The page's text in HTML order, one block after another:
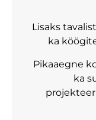
Lisaks
ka
Pikaaegne
ka